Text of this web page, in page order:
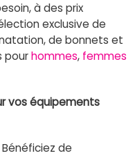
à des prix
exclusive de
de bonnets et
pourhommes, femmes
vos équipements
de